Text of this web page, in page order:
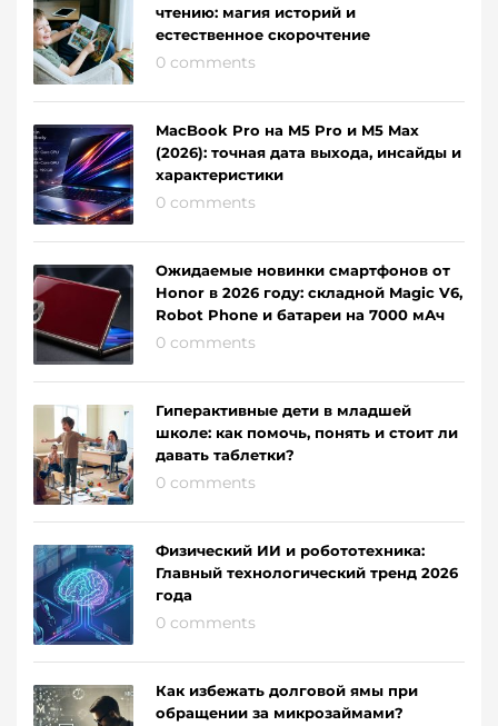
чтению: магия историй и
естественное скорочтение
0 comments
MacBook Pro на M5 Pro и M5 Max
(2026): точная дата выхода, инсайды и
характеристики
0 comments
Ожидаемые новинки смартфонов от
Honor в 2026 году: складной Magic V6,
Robot Phone и батареи на 7000 мАч
0 comments
Гиперактивные дети в младшей
школе: как помочь, понять и стоит ли
давать таблетки?
0 comments
Физический ИИ и робототехника:
Главный технологический тренд 2026
года
0 comments
Как избежать долговой ямы при
обращении за микрозаймами?